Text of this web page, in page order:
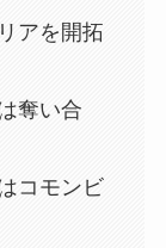
アを開拓
奪い合
コモンビ